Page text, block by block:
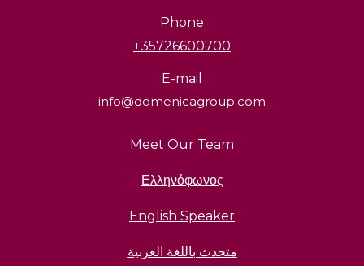
Phone
+35726600700
E-mail
info@domenicagroup.com
Meet Our Team
Ελληνόφωνος
English Speaker
متحدث باللغة العربية